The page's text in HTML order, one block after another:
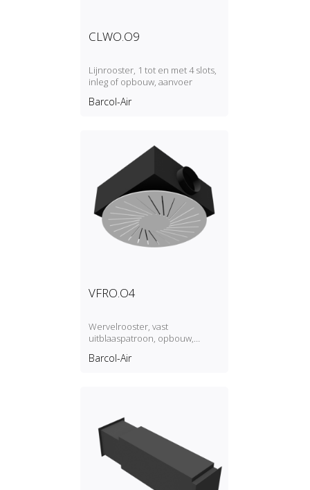
CLWO.O9
Lijnrooster, 1 tot en met 4 slots,
inleg of opbouw, aanvoer
Barcol-Air
VFRO.O4
Wervelrooster, vast
uitblaaspatroon, opbouw,
Barcol-Air